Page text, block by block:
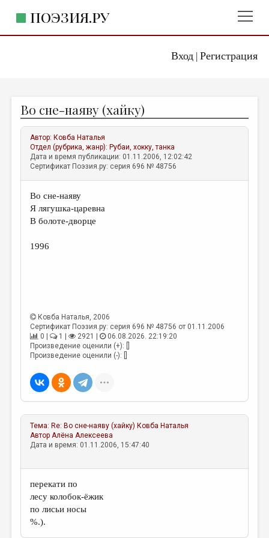
Вход| Регистрация
ПОЭЗИЯ.РУ
ЖАНРЫ
АВТОРЫ
КОММЕНТАРИИ
ЛИТСАЛОН
НОВОСТИ
ПРАВИЛА САЙТА
ОТДЕЛЫ И РУБРИКИ
ПЕРЕВОДЫ
КОНКУРСЫ
ДЕТСКАЯ КОМНАТА
КНИЖНАЯ ПОЛКА
ОБЗОР ЛИТЕРАТУРЫ
СТРАНИЦЫ ПАМЯТИ
КОЛОНКА РЕДАКТОРА
РЕДКОЛЛЕГИЯ
ОТ РЕДАКЦИИ
Во сне-наяву (хайку)
Автор: Ковба Наталья
Отдел (рубрика, жанр): Рубаи, хокку, танка
Дата и время публикации: 01.11.2006, 12:02:42
Сертификат Поэзия.ру: серия 696 № 48756
Во сне-наяву
Я лягушка-царевна
В болоте-дворце
1996
Ковба Наталья, 2006
Сертификат Поэзия.ру: серия 696 № 48756 от 01.11.2006
0 |
1 | 2921 |
06.08.2026. 22:19:20
Произведение оценили (+): []
Произведение оценили (-): []
Тема: Re: Во сне-наяву (хайку) Ковба Наталья
АвторАлёна Алексеева
Дата и время: 01.11.2006, 15:47:40
перекати по
лесу колобок-ёжик
по лисьи носы
%.).